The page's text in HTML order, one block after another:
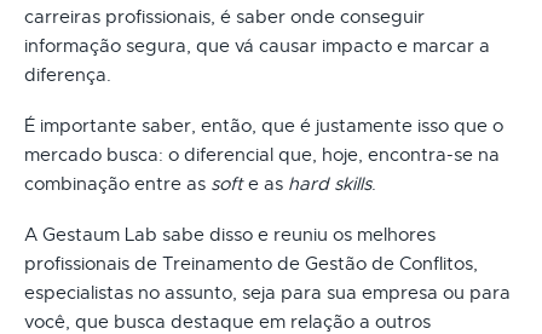
carreiras profissionais, é saber onde conseguir
informação segura, que vá causar impacto e marcar a
diferença.
É importante saber, então, que é justamente isso que o
mercado busca: o diferencial que, hoje, encontra-se na
combinação entre as softe as hard skills.
A Gestaum Lab sabe disso e reuniu os melhores
profissionais de Treinamento de Gestão de Conflitos,
especialistas no assunto, seja para sua empresa ou para
você, que busca destaque em relação a outros